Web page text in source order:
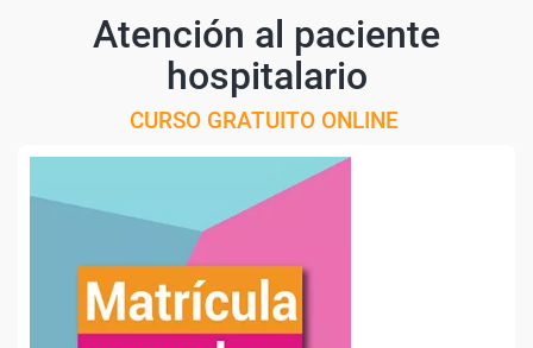
Atención al paciente
hospitalario
CURSO GRATUITO ONLINE